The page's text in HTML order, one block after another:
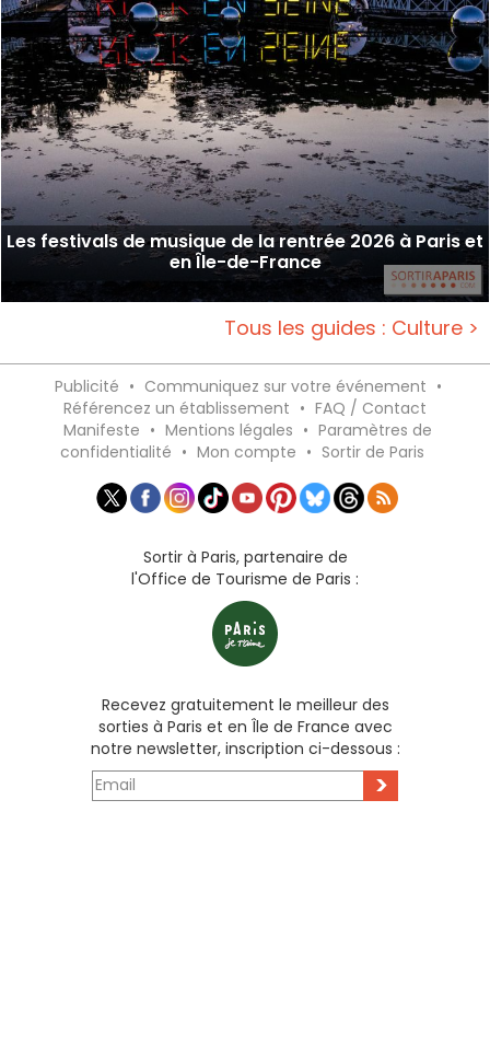
Les festivals de musique de la rentrée 2026 à Paris et
en Île-de-France
Tous les guides : Culture >
Publicité • Communiquez sur votre événement •
Référencez un établissement • FAQ / Contact
Manifeste • Mentions légales • Paramètres de
confidentialité • Mon compte • Sortir de Paris
Sortir à Paris, partenaire de
l'Office de Tourisme de Paris :
Recevez gratuitement le meilleur des
sorties à Paris et en Île de France avec
notre newsletter, inscription ci-dessous :
>